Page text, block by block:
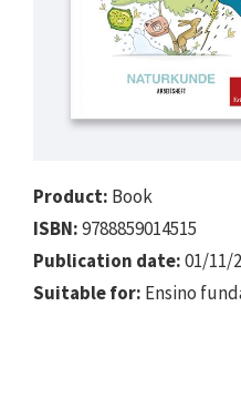
Product: Book
ISBN:9788859014515
Publication date:01/11/
Suitable for: Ensino